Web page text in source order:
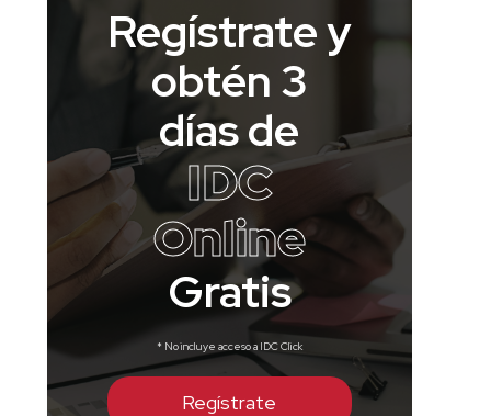
Regístrate y
obtén 3
días de
IDC
Online
Gratis
* No incluye acceso a IDC Click
Regístrate